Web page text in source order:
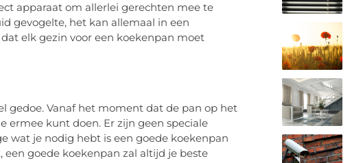
apparaat om allerlei gerechten mee te
gevogelte, het kan allemaal in een
elk gezin voor een koekenpan moet
gedoe. Vanaf het moment dat de pan op het
ermee kunt doen. Er zijn geen speciale
wat je nodig hebt is een goede koekenpan
goede koekenpan zal altijd je beste